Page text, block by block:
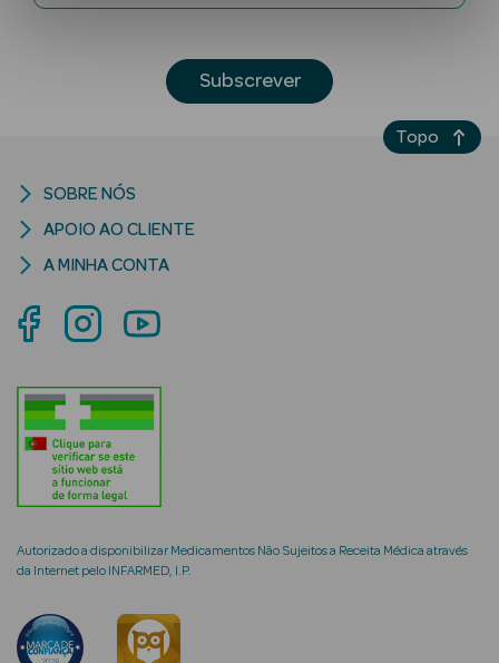
Solares
Rosto
Lábios
Solares Bebé e
Criança
Rosto e
Subscrever
Autorizado a disponibilizar Medicamentos Não Sujeitos a Receita Médica através
da Internet pelo INFARMED, I.P.
SOBRE NÓS
APOIO AO CLIENTE
A MINHA CONTA
Topo